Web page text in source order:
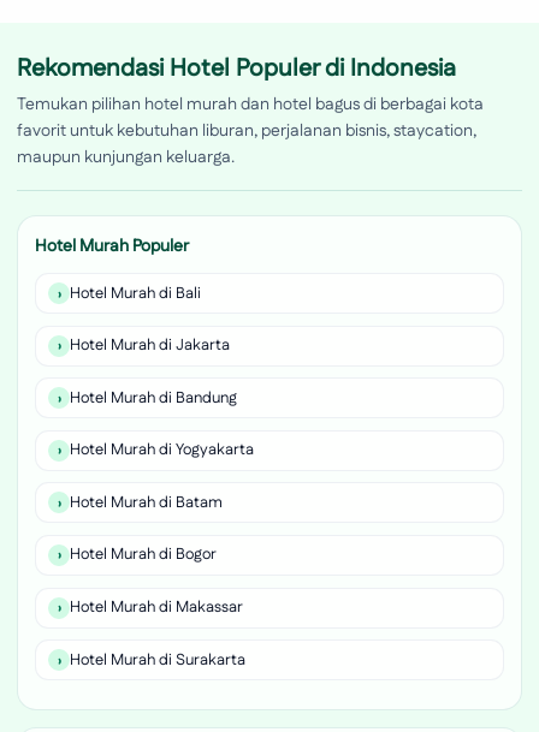
Rekomendasi Hotel Populer di Indonesia
Temukan pilihan hotel murah dan hotel bagus di berbagai kota
favorit untuk kebutuhan liburan, perjalanan bisnis, staycation,
maupun kunjungan keluarga.
Hotel Murah Populer
Hotel Murah di Bali
Hotel Murah di Jakarta
Hotel Murah di Bandung
Hotel Murah di Yogyakarta
Hotel Murah di Batam
Hotel Murah di Bogor
Hotel Murah di Makassar
Hotel Murah di Surakarta